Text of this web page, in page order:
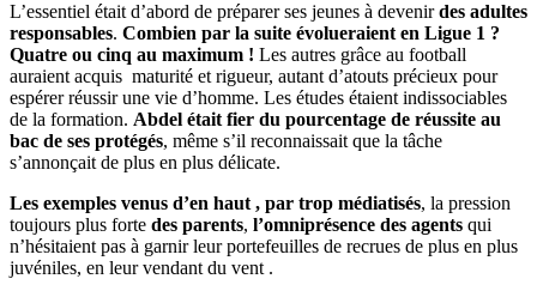
L’essentiel était d’abord de préparer ses jeunes à devenirdes adultes
responsables. Combien par la suite évolueraient en Ligue 1 ?
Quatre ou cinq au maximum ! Les autres grâce au football
auraient acquis maturité et rigueur, autant d’atouts précieux pour
espérer réussir une vie d’homme. Les études étaient indissociables
de la formation. Abdel était fier du pourcentage de réussite au
bac de ses protégés, même s’il reconnaissait que la tâche
s’annonçait de plus en plus délicate.
Les exemples venus d’en haut , par trop médiatisés, la pression
toujours plus forte des parents, l’omniprésence des agents qui
n’hésitaient pas à garnir leur portefeuilles de recrues de plus en plus
juvéniles, en leur vendant du vent .